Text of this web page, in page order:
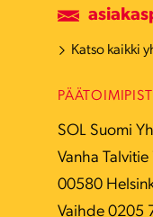
Katso kaikki
SOL Suomi
Vanha Talvitie
00580
Vaihde 0205